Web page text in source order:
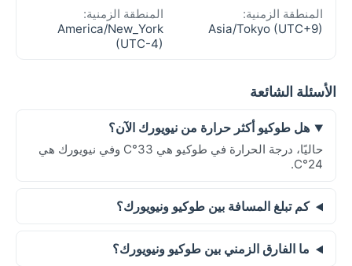
المنطقة الزمنية:
Asia/Tokyo (UTC+9)
المنطقة الزمنية:
America/New_York
(UTC-4)
الأسئلة الشائعة
هل طوكيو أكثر حرارة من نيويورك الآن؟
حاليًا، درجة الحرارة في طوكيو هي 33°C وفي نيويورك هي
24°C.
كم تبلغ المسافة بين طوكيو ونيويورك؟
ما الفارق الزمني بين طوكيو ونيويورك؟